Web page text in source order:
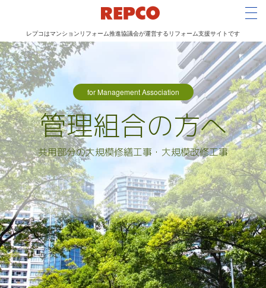
メ
イ
ン
コ
ン
テ
ン
ツ
に
移
動
レプコはマンションリフォーム推進協議会が運営するリフォーム支援サイトです
for Management Association
管理組合の方へ
共用部分の大規模修繕工事・大規模改修工事